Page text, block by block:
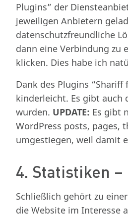
Plugins” der
jeweiligen Anbietern
datenschutzfreundliche
dann eine Verbindung zu
klicken. Dies habe ich
Dank des Plugins
kinderleicht. Es gibt
wurden. UPDATE: Es gibt
WordPress posts, pages,
umgestiegen, weil damit
4. Statistiken
Schließlich gehört zu
die Website im Interesse